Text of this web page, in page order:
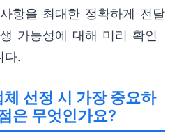
항을 최대한 정확하게 전달
가능성에 대해 미리 확인
다.
선정 시 가장 중요하
은 무엇인가요?